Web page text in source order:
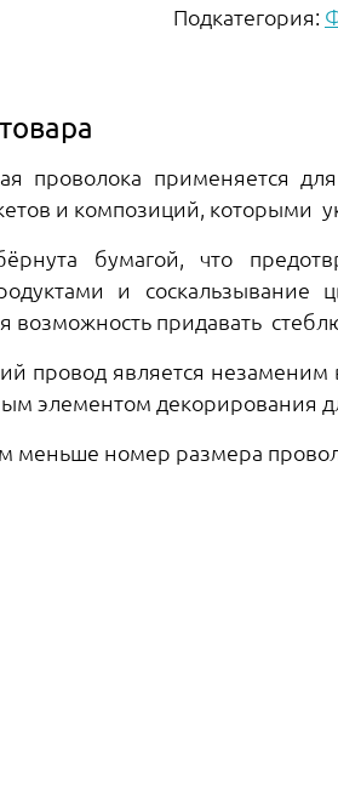
Подкатегория:
проволока применяется
и композиций, которыми
бумагой, что
и соскальзывание
возможность придавать
провод является
элементом декорирования
меньше номер размера